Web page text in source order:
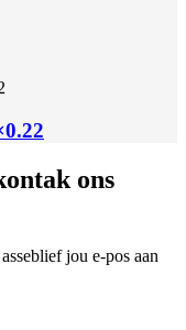
ons
jou e-pos aan